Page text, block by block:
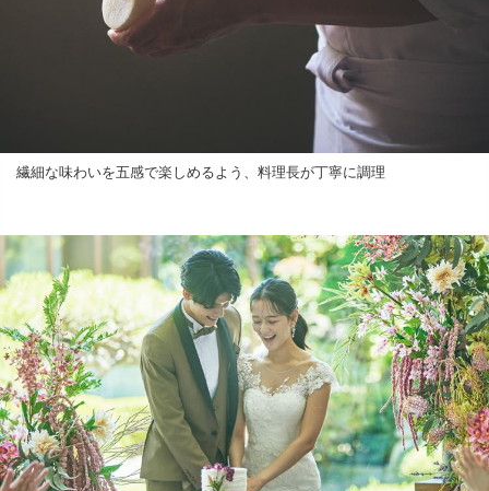
繊細な味わいを五感で楽しめるよう、料理長が丁寧に調理